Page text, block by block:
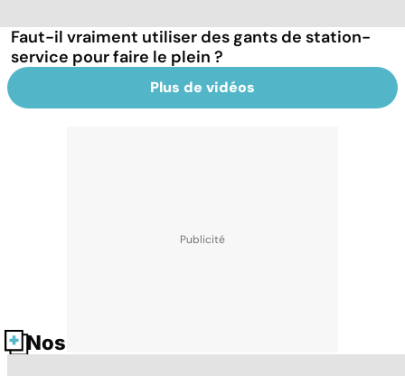
Faut-il vraiment utiliser des gants de station-
service pour faire le plein ?
Plus de vidéos
Nos fiches santé